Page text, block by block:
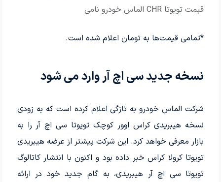
قیمت تویوتا CHR الماس خودرو نامی
*تمامی قیمت‌ها به تومان اعلام شده است.
نسخه جدید سی اچ آر وارد می شود
شرکت الماس خودرو به تازگی اعلام کرده است که به زودی
نسخه هیبریدی کراس اوور کوچک تویوتا سی اچ آر را به
بازار معرفی خواهد کرد. این شرکت پیشتر از عرضه هیبریدی
تویوتا کرولا کراس خبر داده بود و اکنون با انتشار کاتالوگ
تویوتا سی اچ آر هیبریدی، به گام جدید خود در ارائه